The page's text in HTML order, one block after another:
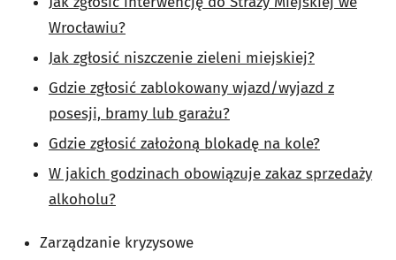
Wrocławiu?
Jak zgłosić niszczenie zieleni miejskiej?
Gdzie zgłosić zablokowany wjazd/wyjazd z
posesji, bramy lub garażu?
Gdzie zgłosić założoną blokadę na kole?
W jakich godzinach obowiązuje zakaz sprzedaży
alkoholu?
Zarządzanie kryzysowe